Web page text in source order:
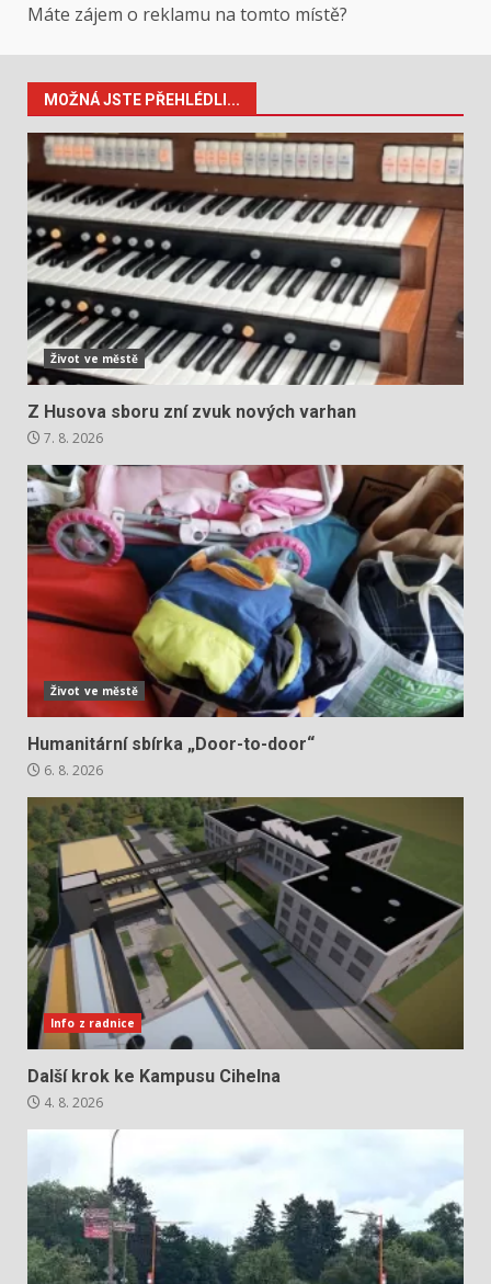
Máte zájem o reklamu na tomto místě?
MOŽNÁ JSTE PŘEHLÉDLI...
Život ve městě
Z Husova sboru zní zvuk nových varhan
7. 8. 2026
Život ve městě
Humanitární sbírka „Door-to-door“
6. 8. 2026
Info z radnice
Další krok ke Kampusu Cihelna
4. 8. 2026